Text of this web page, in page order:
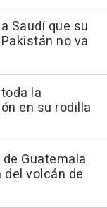
Saudí que su
no va
la
en su rodilla
Guatemala
volcán de